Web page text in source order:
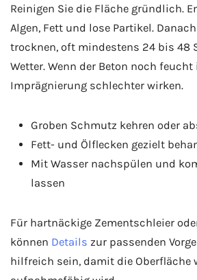
Reinigen Sie die Fläche gründlich.
Algen, Fett und lose Partikel.
trocknen, oft mindestens 24 bis 48
Wetter. Wenn der Beton noch
Imprägnierung schlechter wirken.
Groben Schmutz kehren oder
Fett- und Ölflecken gezielt
Mit Wasser nachspülen und
lassen
Für hartnäckige Zementschleier
können Details zur passenden
hilfreich sein, damit die Oberfläche